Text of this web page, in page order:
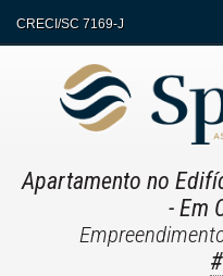
CRECI/SC 7169-J
Apartamento no
- Em